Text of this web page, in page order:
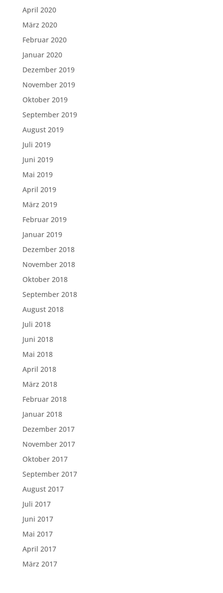
April 2020
März 2020
Februar 2020
Januar 2020
Dezember 2019
November 2019
Oktober 2019
September 2019
August 2019
Juli 2019
Juni 2019
Mai 2019
April 2019
März 2019
Februar 2019
Januar 2019
Dezember 2018
November 2018
Oktober 2018
September 2018
August 2018
Juli 2018
Juni 2018
Mai 2018
April 2018
März 2018
Februar 2018
Januar 2018
Dezember 2017
November 2017
Oktober 2017
September 2017
August 2017
Juli 2017
Juni 2017
Mai 2017
April 2017
März 2017